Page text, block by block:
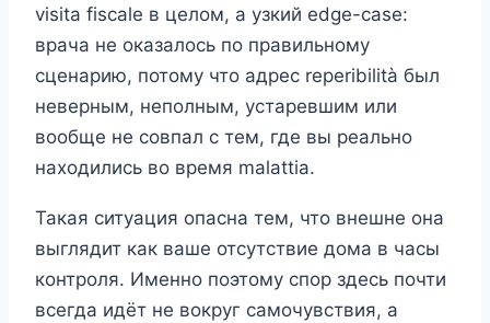
visita fiscale в целом, а узкий edge-case:
врача не оказалось по правильному
сценарию, потому что адрес reperibilità был
неверным, неполным, устаревшим или
вообще не совпал с тем, где вы реально
находились во время malattia.
Такая ситуация опасна тем, что внешне она
выглядит как ваше отсутствие дома в часы
контроля. Именно поэтому спор здесь почти
всегда идёт не вокруг самочувствия, а